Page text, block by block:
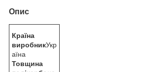
Опис
Країна
виробникУкр
аїна
Товщина